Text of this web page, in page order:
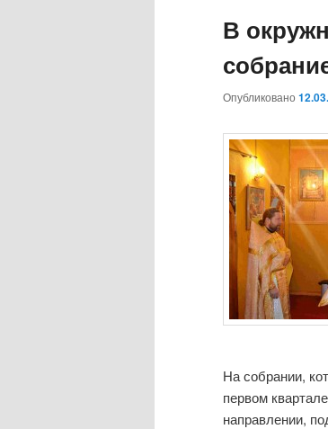
В
Опубликовано
На собрании,
первом
направлении,